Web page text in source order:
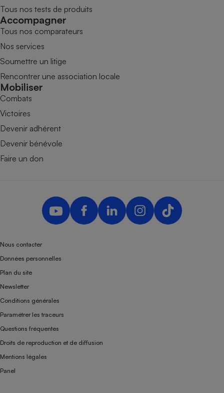
Tous nos tests de produits
Accompagner
Tous nos comparateurs
Nos services
Soumettre un litige
Rencontrer une association locale
Mobiliser
Combats
Victoires
Devenir adhérent
Devenir bénévole
Faire un don
Nous contacter
Données personnelles
Plan du site
Newsletter
Conditions générales
Paramétrer les traceurs
Questions fréquentes
Droits de reproduction et de diffusion
Mentions légales
Panel